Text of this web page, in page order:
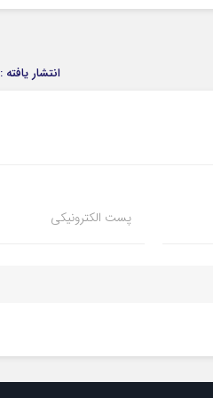
انتشار یافته : 0
پست الکترونیکی